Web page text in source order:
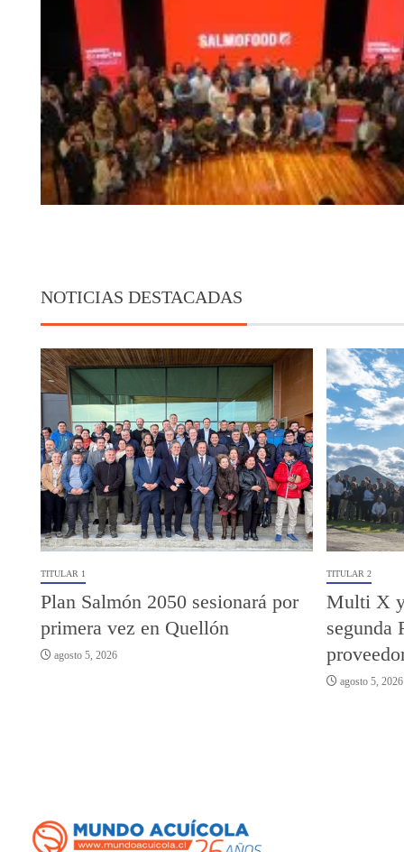
NOTICIAS DESTACADAS
TITULAR 1
Plan Salmón 2050 sesionará por
primera vez en Quellón
agosto 5, 2026
TITULAR 2
Multi X y
segunda
agosto 5, 2026